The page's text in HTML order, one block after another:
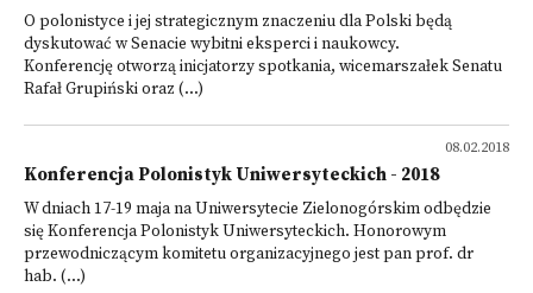
O polonistyce i jej strategicznym znaczeniu dla Polski będą
dyskutować w Senacie wybitni eksperci i naukowcy.
Konferencję otworzą inicjatorzy spotkania, wicemarszałek Senatu
Rafał Grupiński oraz (...)
08.02.2018
Konferencja Polonistyk Uniwersyteckich - 2018
W dniach 17-19 maja na Uniwersytecie Zielonogórskim odbędzie
się Konferencja Polonistyk Uniwersyteckich. Honorowym
przewodniczącym komitetu organizacyjnego jest pan prof. dr
hab. (...)